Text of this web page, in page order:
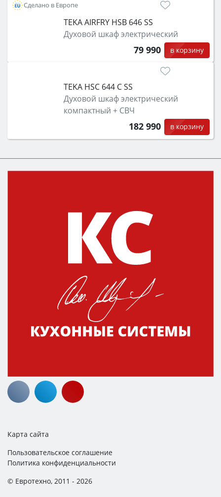
Сделано в Европе
TEKA AIRFRY HSB 646 SS
Духовой шкаф электрический
79 990 в корзину
TEKA HSC 644 C SS
Духовой шкаф электрический
компактный + СВЧ
182 990 в корзину
Карта сайта
Пользовательское соглашение
Политика конфиденциальности
© Евротехно, 2011 - 2026